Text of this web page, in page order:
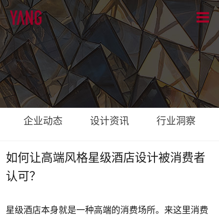
企业动态 设计资讯 行业洞察
如何让高端风格星级酒店设计被消费者
认可？
星级酒店本身就是一种高端的消费场所。来这里消费